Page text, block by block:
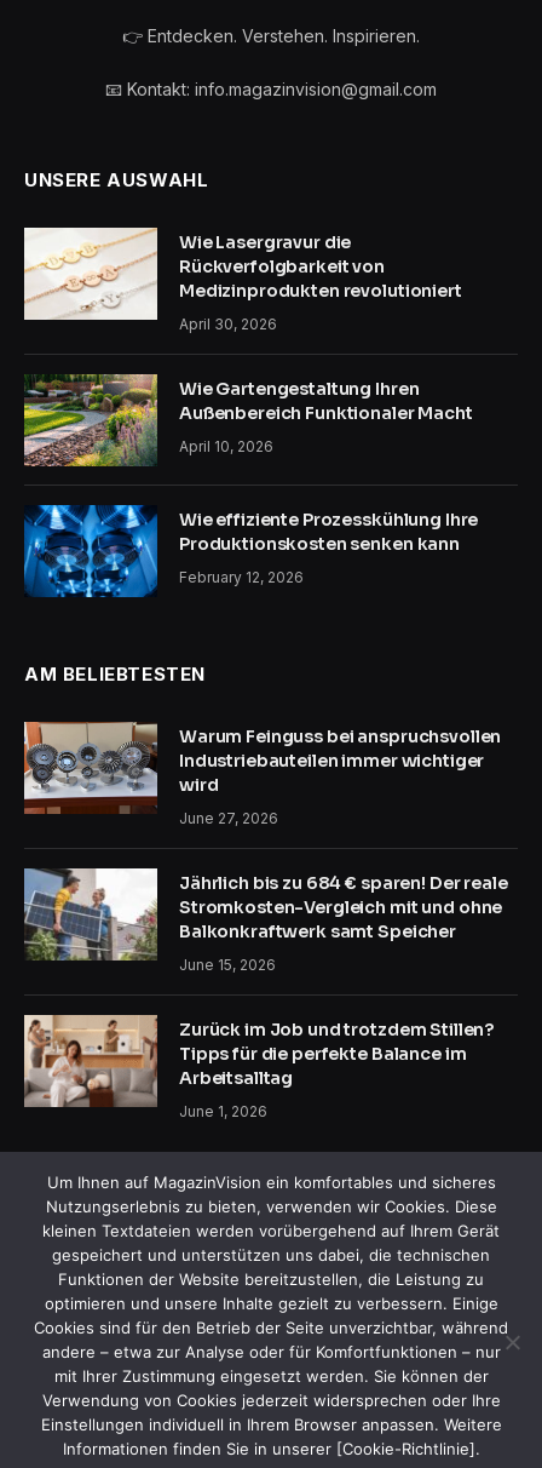
👉 Entdecken. Verstehen. Inspirieren.
📧 Kontakt: info.magazinvision@gmail.com
UNSERE AUSWAHL
Wie Lasergravur die
Rückverfolgbarkeit von
Medizinprodukten revolutioniert
April 30, 2026
Wie Gartengestaltung Ihren
Außenbereich Funktionaler Macht
April 10, 2026
Wie effiziente Prozesskühlung Ihre
Produktionskosten senken kann
February 12, 2026
AM BELIEBTESTEN
Warum Feinguss bei anspruchsvollen
Industriebauteilen immer wichtiger
wird
June 27, 2026
Jährlich bis zu 684 € sparen! Der reale
Stromkosten-Vergleich mit und ohne
Balkonkraftwerk samt Speicher
June 15, 2026
Zurück im Job und trotzdem Stillen?
Tipps für die perfekte Balance im
Arbeitsalltag
June 1, 2026
Facebook
X
(Twitter)
InstagramPinterest
HEIM ÜBER UNS
KONTAKTIEREN SIE UNS
ALLGEMEINE GESCHÄFTSBEDINGUNGEN
HAFTUNGSAUSSCHLUSS
DATENSCHUTZERKLÄRUNG
Um Ihnen auf MagazinVision ein komfortables und sicheres
Nutzungserlebnis zu bieten, verwenden wir Cookies. Diese
kleinen Textdateien werden vorübergehend auf Ihrem Gerät
gespeichert und unterstützen uns dabei, die technischen
Funktionen der Website bereitzustellen, die Leistung zu
optimieren und unsere Inhalte gezielt zu verbessern. Einige
Cookies sind für den Betrieb der Seite unverzichtbar, während
andere – etwa zur Analyse oder für Komfortfunktionen – nur
mit Ihrer Zustimmung eingesetzt werden. Sie können der
Verwendung von Cookies jederzeit widersprechen oder Ihre
Einstellungen individuell in Ihrem Browser anpassen. Weitere
Informationen finden Sie in unserer [Cookie-Richtlinie].